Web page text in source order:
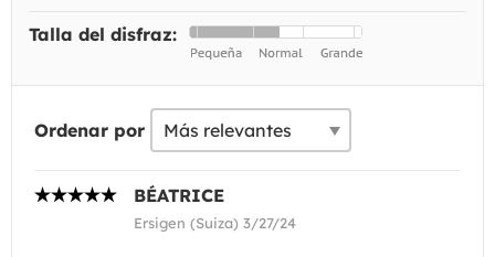
Talla del disfraz:
Ordenar por
BÉATRICE
Ersigen (Suiza) 3/27/24